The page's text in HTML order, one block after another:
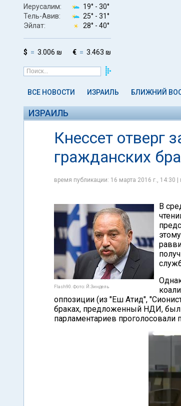
Иерусалим: 19° - 30°
Тель-Авив:
25° - 31°
Эйлат:
28° - 40°
$ 3.006 ₪ € 3.463 ₪
ВСЕ НОВОСТИ ИЗРАИЛЬ БЛИЖНИЙ
ИЗРАИЛЬ
Кнессет отверг
гражданских
время публикации: 16 марта 2016 г., 14:30
Flash90. Фото: Й.Зиндель
В
оппозиции (из "Еш Атид",
браках, предложенный НДИ, был
парламентариев проголосовали